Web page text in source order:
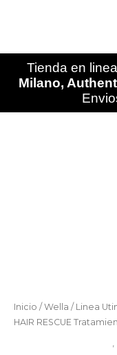
Tienda en linea
Milano,
Inicio /Wella / Linea
HAIR RESCUE
cantidad